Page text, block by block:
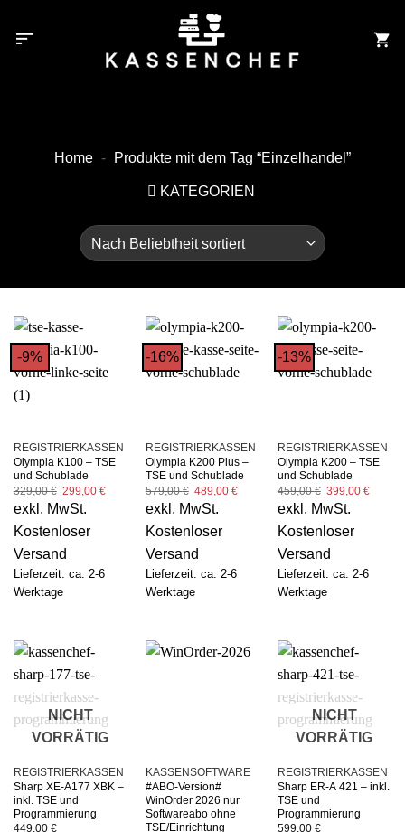
Inhalt
Home - Produkte mit dem Tag “Einzelhandel”
KATEGORIEN
-9%
REGISTRIERKASSEN
Olympia K100 – TSE
und Schublade
329,00€ Ursprünglicher
Preis
war:
299,00€Aktueller
exkl. MwSt.
Kostenloser
Versand
Lieferzeit: ca. 2-6
Werktage
-16%
REGISTRIERKASSEN
Olympia K200 Plus –
TSE und Schublade
579,00€ Ursprünglicher
Preis
war:
489,00€Aktueller
exkl. MwSt.
Kostenloser
Versand
Lieferzeit: ca. 2-6
Werktage
-13%
REGISTRIERKASSEN
Olympia K200 – TSE
und Schublade
459,00€ Ursprünglicher
Preis
war:
399,00€
exkl. MwSt.
Kostenloser
Versand
Lieferzeit: ca. 2-6
Werktage
NICHT
VORRÄTIG
REGISTRIERKASSEN
Sharp XE-A177 XBK –
inkl. TSE und
Programmierung
449,00 €
KASSENSOFTWARE
#ABO-Version#
WinOrder 2026 nur
Softwareabo ohne
TSE/Einrichtung
NICHT
VORRÄTIG
REGISTRIERKASSEN
Sharp ER-A 421 – inkl.
TSE und
Programmierung
599,00 €